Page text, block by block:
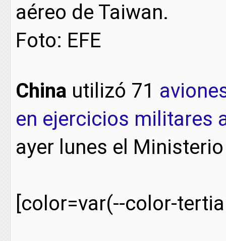
aéreo de Taiwan.
Foto: EFE
China utilizó 71
en ejercicios militares
ayer lunes el
[color=var(--color-